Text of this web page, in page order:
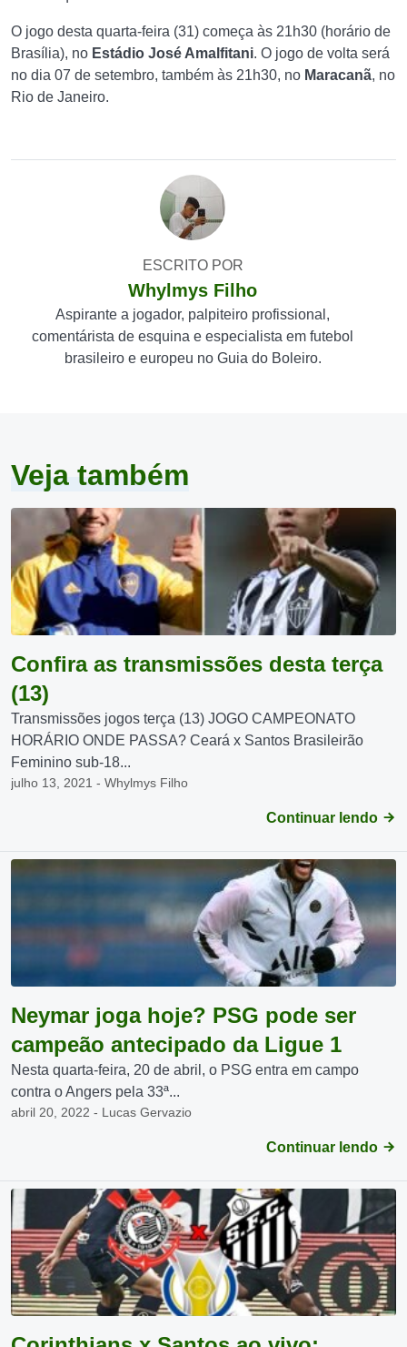
O jogo desta quarta-feira (31) começa às 21h30 (horário de
Brasília), no Estádio José Amalfitani. O jogo de volta será
no dia 07 de setembro, também às 21h30, no Maracanã, no
Rio de Janeiro.
ESCRITO POR
Whylmys Filho
Aspirante a jogador, palpiteiro profissional,
comentárista de esquina e especialista em futebol
brasileiro e europeu no Guia do Boleiro.
Veja também
Confira as transmissões desta terça
(13)
Transmissões jogos terça (13) JOGO CAMPEONATO
HORÁRIO ONDE PASSA? Ceará x Santos Brasileirão
Feminino sub-18...
julho 13, 2021 - Whylmys Filho
Continuar lendo
Neymar joga hoje? PSG pode ser
campeão antecipado da Ligue 1
Nesta quarta-feira, 20 de abril, o PSG entra em campo
contra o Angers pela 33ª...
abril 20, 2022 - Lucas Gervazio
Continuar lendo